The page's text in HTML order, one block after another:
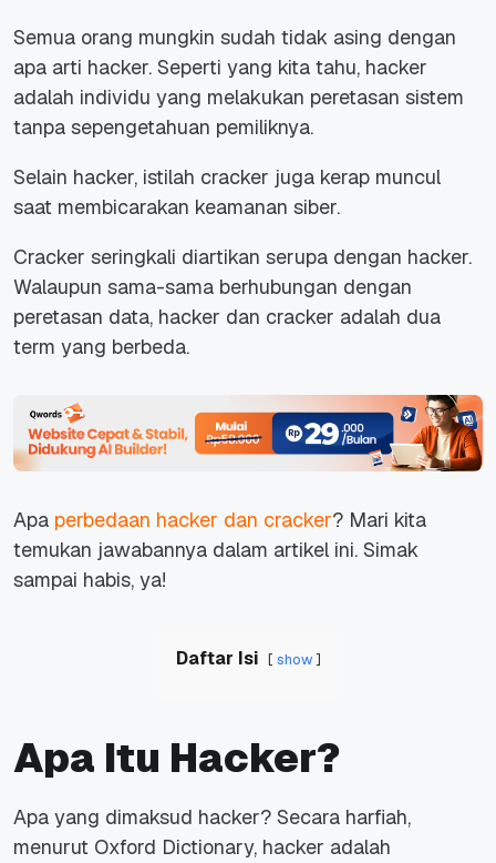
Semua orang mungkin sudah tidak asing dengan
apa arti hacker. Seperti yang kita tahu, hacker
adalah individu yang melakukan peretasan sistem
tanpa sepengetahuan pemiliknya.
Selain hacker, istilah cracker juga kerap muncul
saat membicarakan keamanan siber.
Cracker seringkali diartikan serupa dengan hacker.
Walaupun sama-sama berhubungan dengan
peretasan data, hacker dan cracker adalah dua
term yang berbeda.
Apa perbedaan hacker dan cracker? Mari kita
temukan jawabannya dalam artikel ini. Simak
sampai habis, ya!
Daftar Isi show
Apa Itu Hacker?
Apa yang dimaksud hacker? Secara harfiah,
menurut Oxford Dictionary, hacker adalah